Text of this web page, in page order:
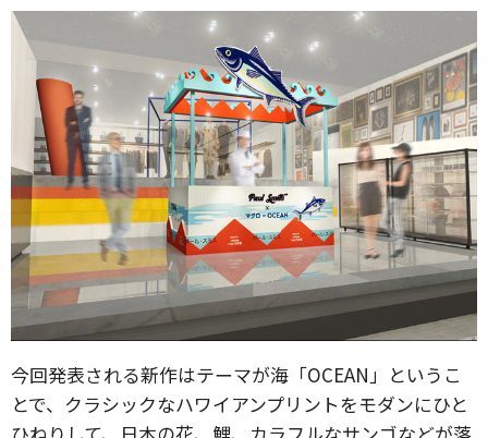
今回発表される新作はテーマが海「OCEAN」というこ
とで、クラシックなハワイアンプリントをモダンにひと